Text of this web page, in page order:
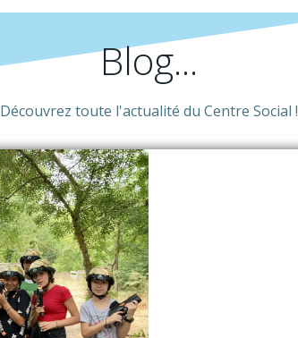
Blog...
Découvrez toute l'actualité du Centre Social !